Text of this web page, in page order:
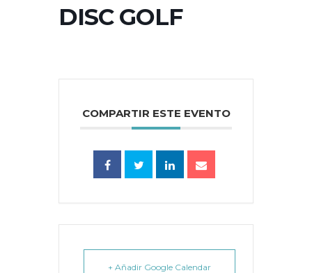
DISC GOLF
COMPARTIR ESTE EVENTO
+ Añadir Google Calendar